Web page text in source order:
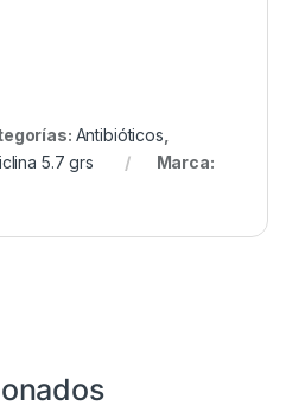
Antibióticos
5.7 grs
Marca: